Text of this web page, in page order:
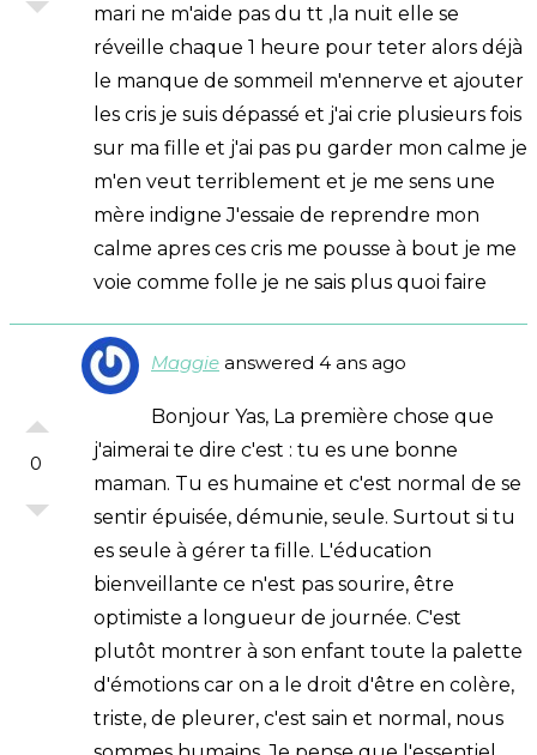
mari ne m'aide pas du tt ,la nuit elle se
réveille chaque 1 heure pour teter alors déjà
le manque de sommeil m'ennerve et ajouter
les cris je suis dépassé et j'ai crie plusieurs fois
sur ma fille et j'ai pas pu garder mon calme je
m'en veut terriblement et je me sens une
mère indigne J'essaie de reprendre mon
calme apres ces cris me pousse à bout je me
voie comme folle je ne sais plus quoi faire
0
Maggie answered 4 ans ago
Bonjour Yas, La première chose que
j'aimerai te dire c'est : tu es une bonne
maman. Tu es humaine et c'est normal de se
sentir épuisée, démunie, seule. Surtout si tu
es seule à gérer ta fille. L'éducation
bienveillante ce n'est pas sourire, être
optimiste a longueur de journée. C'est
plutôt montrer à son enfant toute la palette
d'émotions car on a le droit d'être en colère,
triste, de pleurer, c'est sain et normal, nous